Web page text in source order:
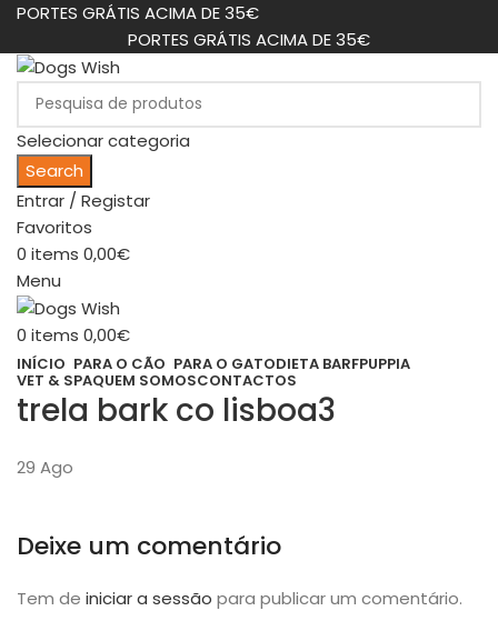
PORTES GRÁTIS ACIMA DE 35€
PORTES GRÁTIS ACIMA DE 35€
Selecionar categoria
Search
Entrar / Registar
Favoritos
0 items 0,00€
Menu
0 items 0,00€
INÍCIO PARA O CÃO PARA O GATODIETA BARFPUPPIA
VET & SPAQUEM SOMOSCONTACTOS
trela bark co lisboa3
29 Ago
Deixe um comentário
Tem de iniciar a sessão para publicar um comentário.